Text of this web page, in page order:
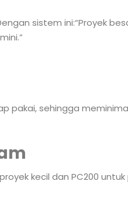
sistem ini:“Proyek
pakai, sehingga
kecil dan PC200 untuk